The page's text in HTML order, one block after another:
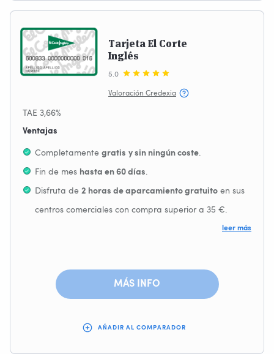
Tarjeta El Corte
Inglés
5.0
Valoración Credexia
TAE 3,66%
Ventajas
leer más
Completamente gratis y sin ningún coste.
Fin de mes hasta en 60 días.
Disfruta de 2 horas de aparcamiento gratuito en sus
centros comerciales con compra superior a 35 €.
Reposta en Repsol, Campsa o Petronor, y consigue el
MÁS INFO
AÑADIR AL COMPARADOR